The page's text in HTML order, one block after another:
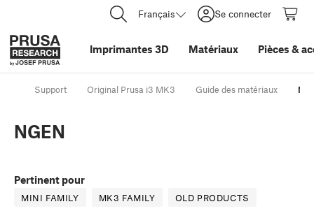
Français Se connecter
Imprimantes 3D Matériaux Pièces &
Support Original Prusa i3 MK3 Guide des matériaux
NGEN
Pertinent pour
MINI FAMILY MK3 FAMILY OLD PRODUCTS